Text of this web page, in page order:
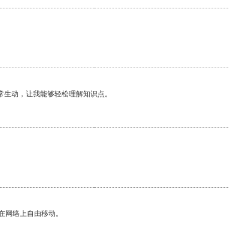
动，让我能够轻松理解知识点。
络上自由移动。